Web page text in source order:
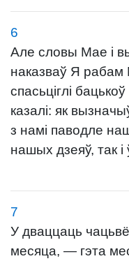
6
Але словы Мае і
наказваў Я рабам
спасьціглі
казалі: як
з намі паводле
нашых дзеяў, так і
7
У дваццаць
месяца, — гэта